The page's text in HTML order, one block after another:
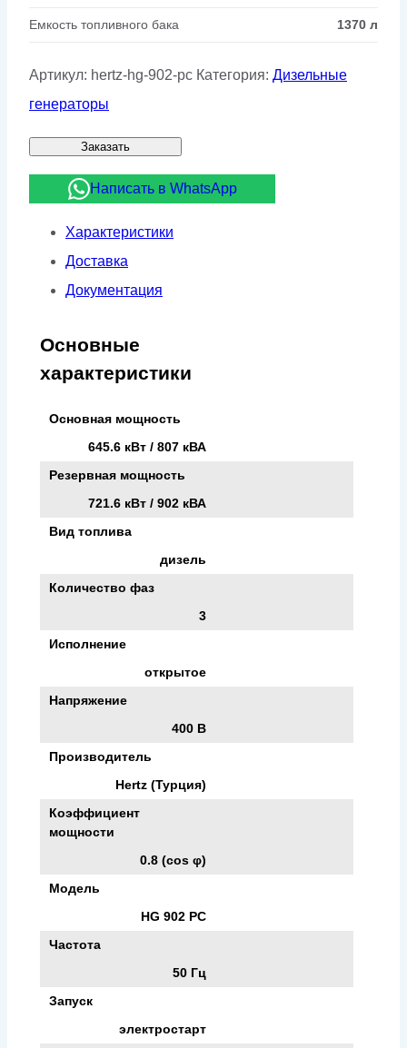
Емкость топливного бака 1370 л
Артикул: hertz-hg-902-pc Категория: Дизельные
генераторы
Заказать
Написать в WhatsApp
Характеристики
Доставка
Документация
Основные
характеристики
Основная мощность
645.6 кВт / 807 кВА
Резервная мощность
721.6 кВт / 902 кВА
Вид топлива
дизель
Количество фаз
3
Исполнение
открытое
Напряжение
400 В
Производитель
Hertz (Турция)
Коэффициент
мощности
0.8 (cos φ)
Модель
HG 902 PC
Частота
50 Гц
Запуск
электростарт